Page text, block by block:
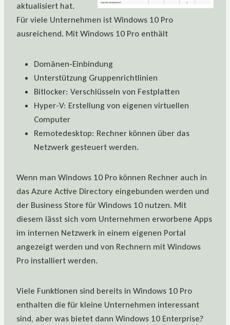
aktualisiert hat.
Für viele Unternehmen ist Windows 10 Pro
ausreichend. Mit Windows 10 Pro enthält
Domänen-Einbindung
Unterstützung Gruppenrichtlinien
Bitlocker: Verschlüsseln von Festplatten
Hyper-V: Erstellung von eigenen virtuellen
Computer
Remotedesktop: Rechner können über das
Netzwerk gesteuert werden.
Wenn man Windows 10 Pro können Rechner auch in
das Azure Active Directory eingebunden werden und
der Business Store für Windows 10 nutzen. Mit
diesem lässt sich vom Unternehmen erworbene Apps
im internen Netzwerk in einem eigenen Portal
angezeigt werden und von Rechnern mit Windows
Pro installiert werden.
Viele Funktionen sind bereits in Windows 10 Pro
enthalten die für kleine Unternehmen interessant
sind, aber was bietet dann Windows 10 Enterprise?